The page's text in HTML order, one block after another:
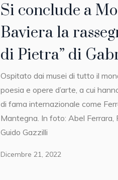
Si conclude a
Baviera la
di Pietra” di
Ospitato dai musei di tutto il
poesia e opere d’arte, a cui
di fama internazionale come
Mantegna. In foto: Abel Ferrara,
Guido Gazzilli
Dicembre 21, 2022